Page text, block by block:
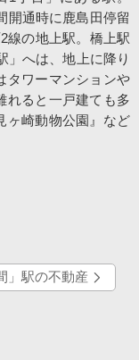
開通時に鹿島田停留
線の地上駅。橋上駅
」へは、地上に降り
タワーマンションや
れると一戸建ても多
ヶ崎動物公園』など
」駅の不動産